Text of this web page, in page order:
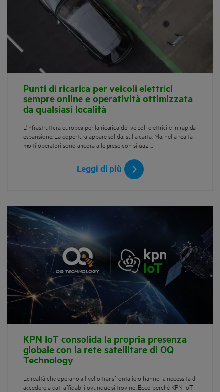
Punti di ricarica per veicoli elettrici
sempre online e operatività ottimizzata
da qualsiasi località
L’infrastruttura europea per la ricarica dei veicoli elettrici è in rapida
espansione. La copertura appare solida, sulla carta. Ma, nella realtà,
molti operatori sono ancora alle prese con situazi…
Leggi di più
KPN IoT consolida la propria presenza
globale con la rete satellitare di OQ
Technology
Le realtà che operano a livello transfrontaliero hanno la necessità di
accedere a dati affidabili ovunque si trovino. Ecco perché KPN IoT